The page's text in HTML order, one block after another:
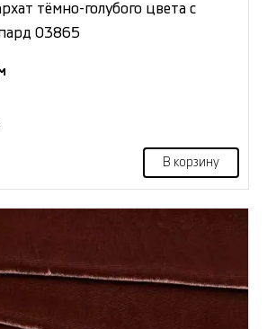
тёмно-голубого цвета с
03865
В корзину